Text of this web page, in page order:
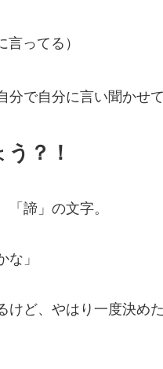
言ってる）
分で自分に言い聞かせ
？！
「諦」の文字。
な」
けど、やはり一度決め